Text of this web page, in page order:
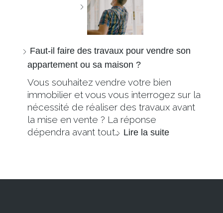
Faut-il faire des travaux pour vendre son
appartement ou sa maison ?
Vous souhaitez vendre votre bien
immobilier et vous vous interrogez sur la
nécessité de réaliser des travaux avant
la mise en vente ? La réponse
dépendra avant tout… Lire la suite